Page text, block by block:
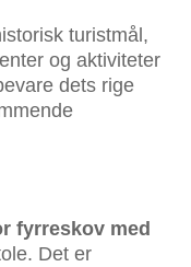
turistmål,
og aktiviteter
dets rige
fyrreskov med
Det er